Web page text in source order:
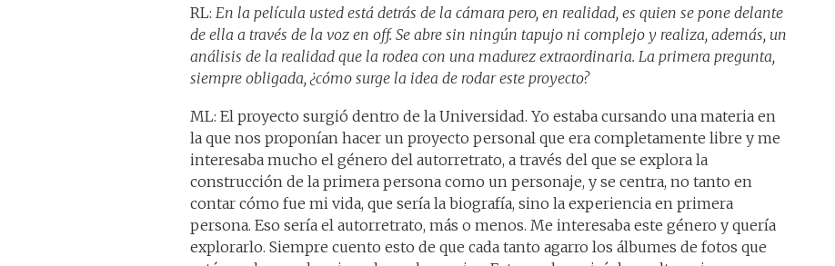
RL: En la película usted está detrás de la cámara pero, en realidad, es quien se pone delante
de ella a través de la voz en off. Se abre sin ningún tapujo ni complejo y realiza, además, un
análisis de la realidad que la rodea con una madurez extraordinaria. La primera pregunta,
siempre obligada, ¿cómo surge la idea de rodar este proyecto?
ML: El proyecto surgió dentro de la Universidad. Yo estaba cursando una materia en
la que nos proponían hacer un proyecto personal que era completamente libre y me
interesaba mucho el género del autorretrato, a través del que se explora la
construcción de la primera persona como un personaje, y se centra, no tanto en
contar cómo fue mi vida, que sería la biografía, sino la experiencia en primera
persona. Eso sería el autorretrato, más o menos. Me interesaba este género y quería
explorarlo. Siempre cuento esto de que cada tanto agarro los álbumes de fotos que